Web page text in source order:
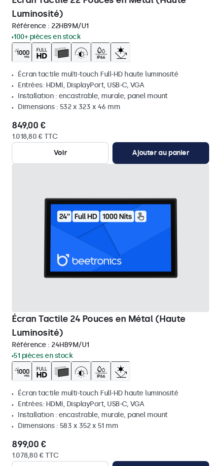
Luminosité)
Référence : 22HB9M/U1
100+ pièces en stock
Écran tactile multi-touch Full-HD haute luminosité
Entrées: HDMI, DisplayPort, USB-C, VGA
Installation : encastrable, murale, panel mount
Dimensions : 532 x 323 x 46 mm
849,00 €
1.018,80 € TTC
Voir
Ajouter au panier
Écran Tactile 24 Pouces en Métal (Haute
Luminosité)
Référence : 24HB9M/U1
51 pièces en stock
Écran tactile multi-touch Full-HD haute luminosité
Entrées: HDMI, DisplayPort, USB-C, VGA
Installation : encastrable, murale, panel mount
Dimensions : 583 x 352 x 51 mm
899,00 €
1.078,80 € TTC